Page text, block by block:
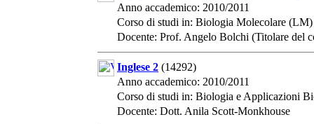
Anno accademico: 2010/2011
Corso di studi in: Biologia Molecolare (LM)
Docente: Prof. Angelo Bolchi (Titolare del
Inglese 2 (14292)
Anno accademico: 2010/2011
Corso di studi in: Biologia e Applicazioni
Docente: Dott. Anila Scott-Monkhouse